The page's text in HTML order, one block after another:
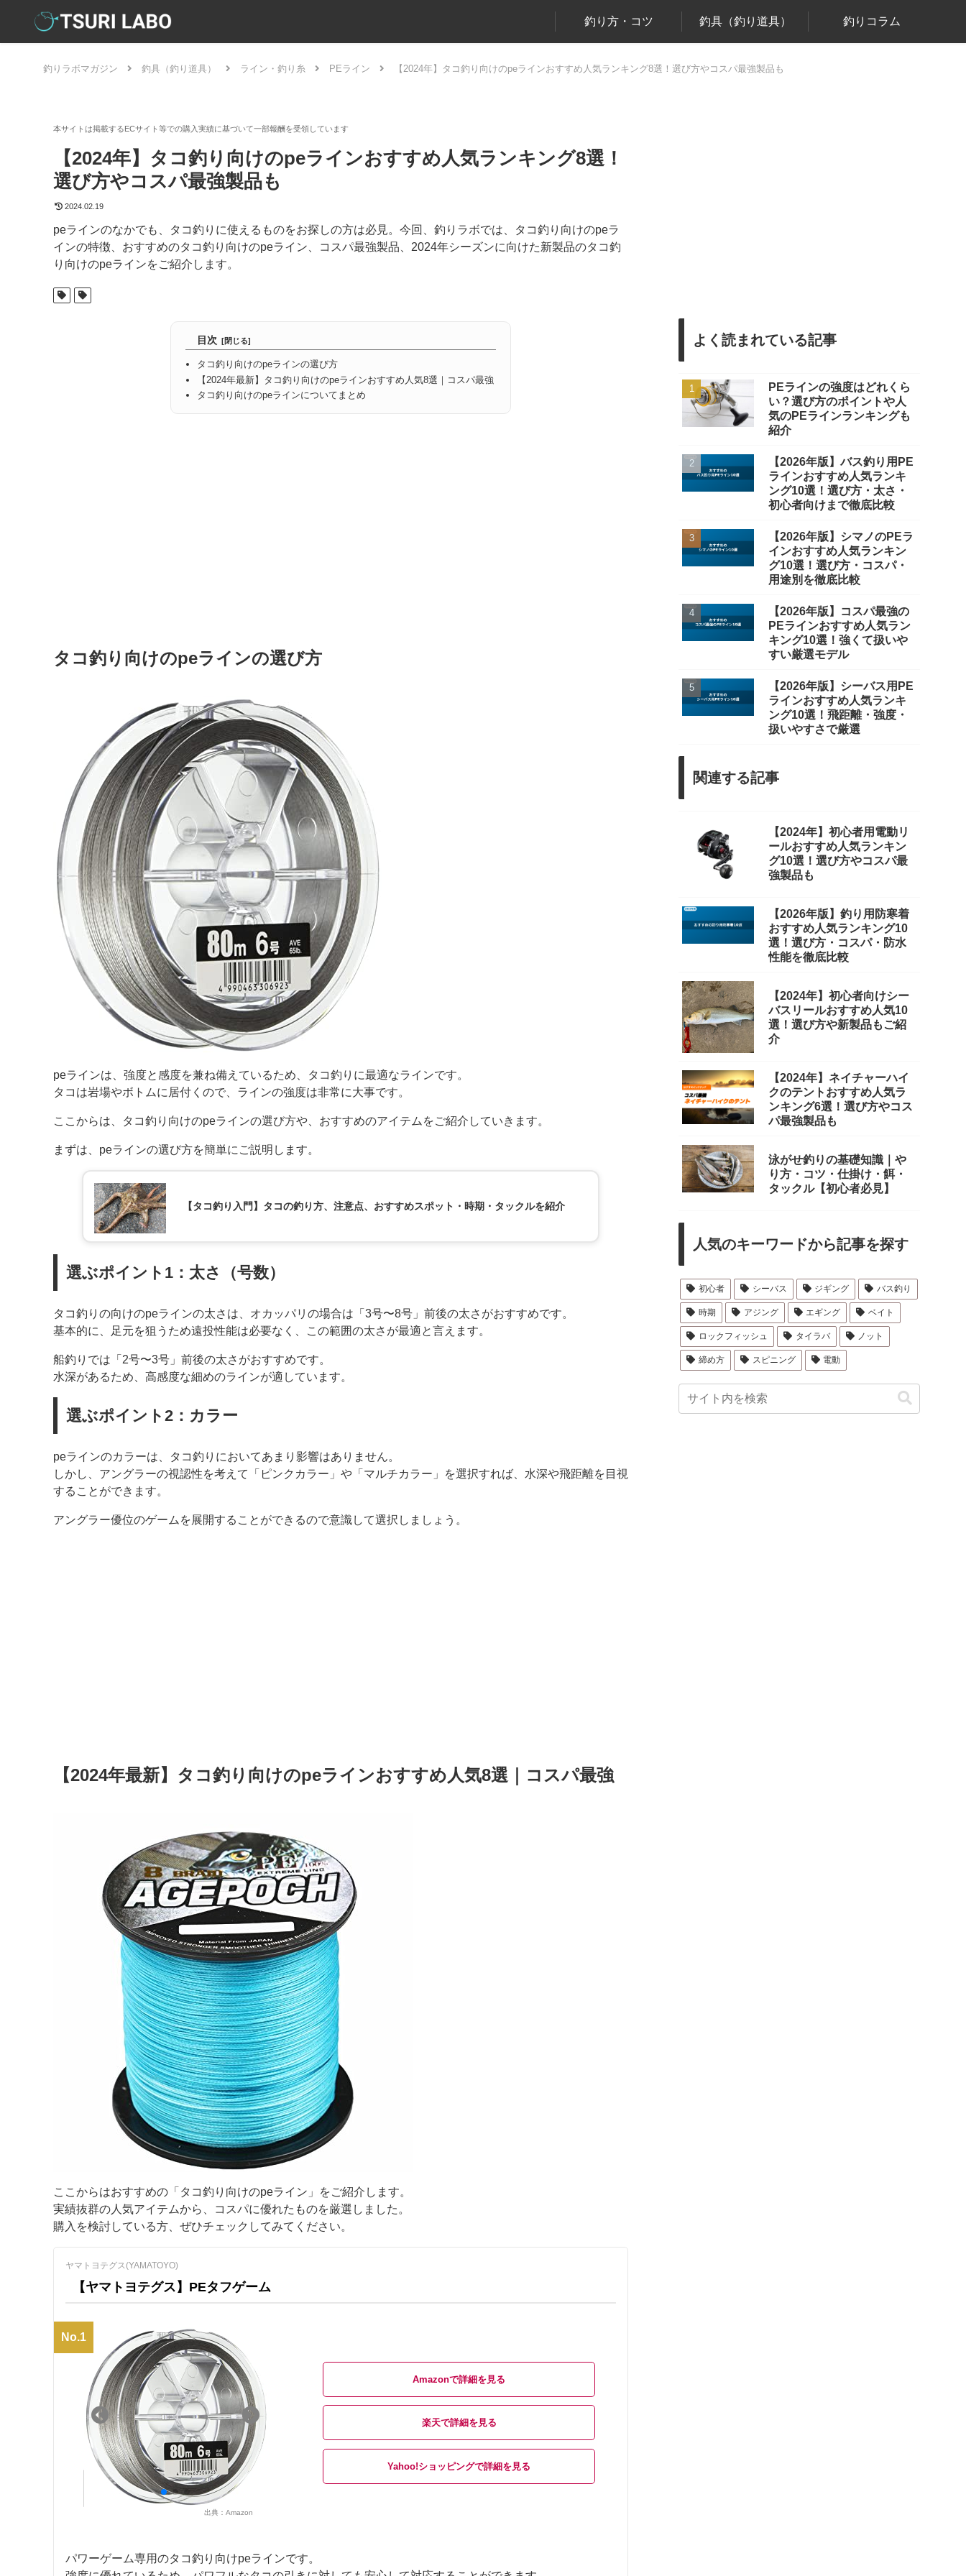
釣り方・コツ 釣具（釣り道具） 釣りコラム
釣りラボマガジン 釣具（釣り道具） ライン・釣り糸 PEライン 【2024年】タコ釣り向けのpeラインおすすめ人気ランキング8選！選び方やコスパ最強製品も
【2024年】タコ釣り向けのpeラインおすすめ人気ランキング8選！
選び方やコスパ最強製品も
2024.02.19
peラインのなかでも、タコ釣りに使えるものをお探しの方は必見。今回、釣りラボでは、タコ釣り向けのpeラ
インの特徴、おすすめのタコ釣り向けのpeライン、コスパ最強製品、2024年シーズンに向けた新製品のタコ釣
り向けのpeラインをご紹介します。
目次
タコ釣り向けのpeラインの選び方
【2024年最新】タコ釣り向けのpeラインおすすめ人気8選｜コスパ最強
タコ釣り向けのpeラインについてまとめ
タコ釣り向けのpeラインの選び方
peラインは、強度と感度を兼ね備えているため、タコ釣りに最適なラインです。
タコは岩場やボトムに居付くので、ラインの強度は非常に大事です。
ここからは、タコ釣り向けのpeラインの選び方や、おすすめのアイテムをご紹介していきます。
まずは、peラインの選び方を簡単にご説明します。
【タコ釣り入門】タコの釣り方、注意点、おすすめスポット・時期・タックルを紹介
選ぶポイント1：太さ（号数）
タコ釣りの向けのpeラインの太さは、オカッパリの場合は「3号〜8号」前後の太さがおすすめです。
基本的に、足元を狙うため遠投性能は必要なく、この範囲の太さが最適と言えます。
船釣りでは「2号〜3号」前後の太さがおすすめです。
水深があるため、高感度な細めのラインが適しています。
選ぶポイント2：カラー
peラインのカラーは、タコ釣りにおいてあまり影響はありません。
しかし、アングラーの視認性を考えて「ピンクカラー」や「マルチカラー」を選択すれば、水深や飛距離を目視
することができます。
アングラー優位のゲームを展開することができるので意識して選択しましょう。
【2024年最新】タコ釣り向けのpeラインおすすめ人気8選｜コスパ最強
ここからはおすすめの「タコ釣り向けのpeライン」をご紹介します。
実績抜群の人気アイテムから、コスパに優れたものを厳選しました。
購入を検討している方、ぜひチェックしてみてください。
ヤマトヨテグス(YAMATOYO)
【ヤマトヨテグス】PEタフゲーム
No.1
出典：Amazon
Amazon
楽天
Yahoo!ショッピング
パワーゲーム専用のタコ釣り向けpeラインです。
よく読まれている記事
PEラインの強度はどれくら
い？選び方のポイントや人
気のPEラインランキングも
紹介
【2026年版】バス釣り用PE
ラインおすすめ人気ランキ
ング10選！選び方・太さ・
初心者向けまで徹底比較
【2026年版】シマノのPEラ
インおすすめ人気ランキン
グ10選！選び方・コスパ・
用途別を徹底比較
【2026年版】コスパ最強の
PEラインおすすめ人気ラン
キング10選！強くて扱いや
すい厳選モデル
【2026年版】シーバス用PE
ラインおすすめ人気ランキ
ング10選！飛距離・強度・
扱いやすさで厳選
関連する記事
【2024年】初心者用電動リ
ールおすすめ人気ランキン
グ10選！選び方やコスパ最
強製品も
【2026年版】釣り用防寒着
おすすめ人気ランキング10
選！選び方・コスパ・防水
性能を徹底比較
【2024年】初心者向けシー
バスリールおすすめ人気10
選！選び方や新製品もご紹
介
【2024年】ネイチャーハイ
クのテントおすすめ人気ラ
ンキング6選！選び方やコス
パ最強製品も
泳がせ釣りの基礎知識｜や
り方・コツ・仕掛け・餌・
タックル【初心者必見】
人気のキーワードから記事を探す
初心者 シーバス ジギング バス釣り
時期 アジング エギング ベイト
ロックフィッシュ タイラバ ノット
締め方 スピニング 電動